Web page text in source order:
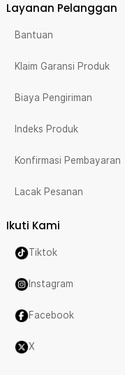
Layanan Pelanggan
Bantuan
Klaim Garansi Produk
Biaya Pengiriman
Indeks Produk
Konfirmasi Pembayaran
Lacak Pesanan
Ikuti Kami
Tiktok
Instagram
Facebook
X